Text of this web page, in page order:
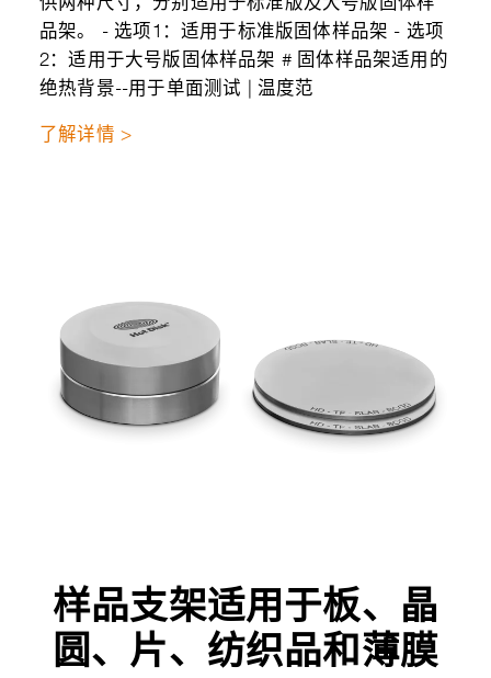
供两种尺寸，分别适用于标准版及大号版固体样
品架。 - 选项1：适用于标准版固体样品架 - 选项
2：适用于大号版固体样品架 # 固体样品架适用的
绝热背景--用于单面测试 | 温度范
了解详情 >
样品支架适用于板、晶
圆、片、纺织品和薄膜